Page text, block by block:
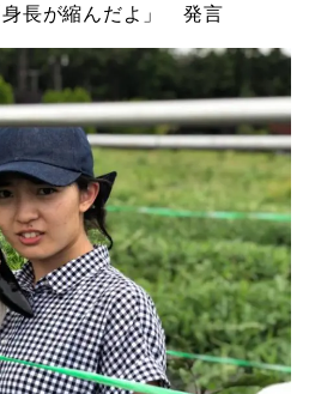
身長が縮んだよ」 発言